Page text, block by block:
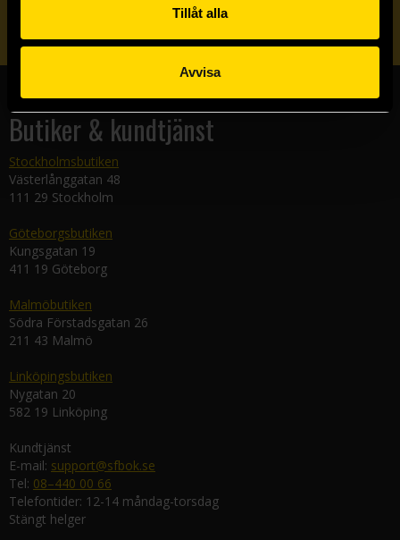
Tillåt alla
Avvisa
Butiker & kundtjänst
Stockholmsbutiken
Västerlånggatan 48
111 29 Stockholm
Göteborgsbutiken
Kungsgatan 19
411 19 Göteborg
Malmöbutiken
Södra Förstadsgatan 26
211 43 Malmö
Linköpingsbutiken
Nygatan 20
582 19 Linköping
Kundtjänst
E-mail: support@sfbok.se
Tel: 08–440 00 66
Telefontider: 12-14 måndag-torsdag
Stängt helger